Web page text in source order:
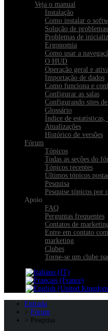
Veja o manual
Instalação
Como instalar o
Solução de problemas
Problemas de
Ergonomia
Como usar a
O HUD
Operação geral e
Importação de dados
Como funciona e
Configurar as salas
Configurando sites
Glossário
Índice de
Atualizações
Histórico de versões
Fórum
Tópicos
Todas as seções do
Tópicos recentes
Últimos tópicos
Pesquisa
Pesquise tópicos por
Apoio
FAQ
Perguntas frequentes
Contatos de
Entre em contato
marketing
Clubes
Torne-se um clube
Entrada
Fórum
Pesquisa